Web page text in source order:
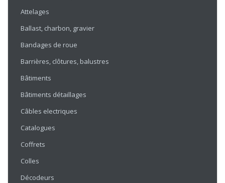
Attelages
Ballast, charbon, gravier
Bandages de roue
Barrières, clôtures, balustres
Bâtiments
Bâtiments détaillages
Câbles electriques
Catalogues
Coffrets
Colles
Décodeurs